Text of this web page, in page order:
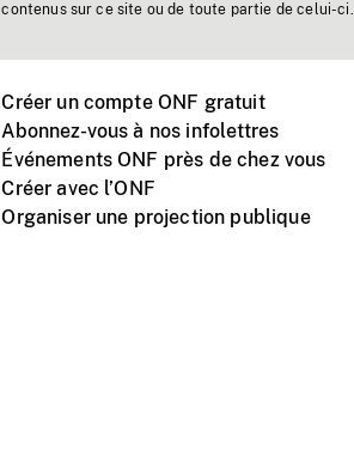
contenus sur ce site ou de toute partie de celui-ci.
Créer un compte ONF gratuit
Abonnez-vous à nos infolettres
Événements ONF près de chez vous
Créer avec l’ONF
Organiser une projection publique